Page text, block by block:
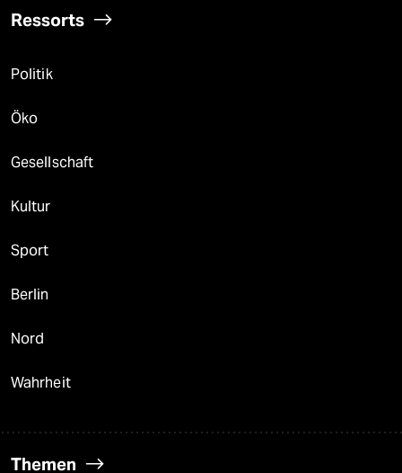
Ressorts
Politik
Öko
Gesellschaft
Kultur
Sport
Berlin
Nord
Wahrheit
Themen